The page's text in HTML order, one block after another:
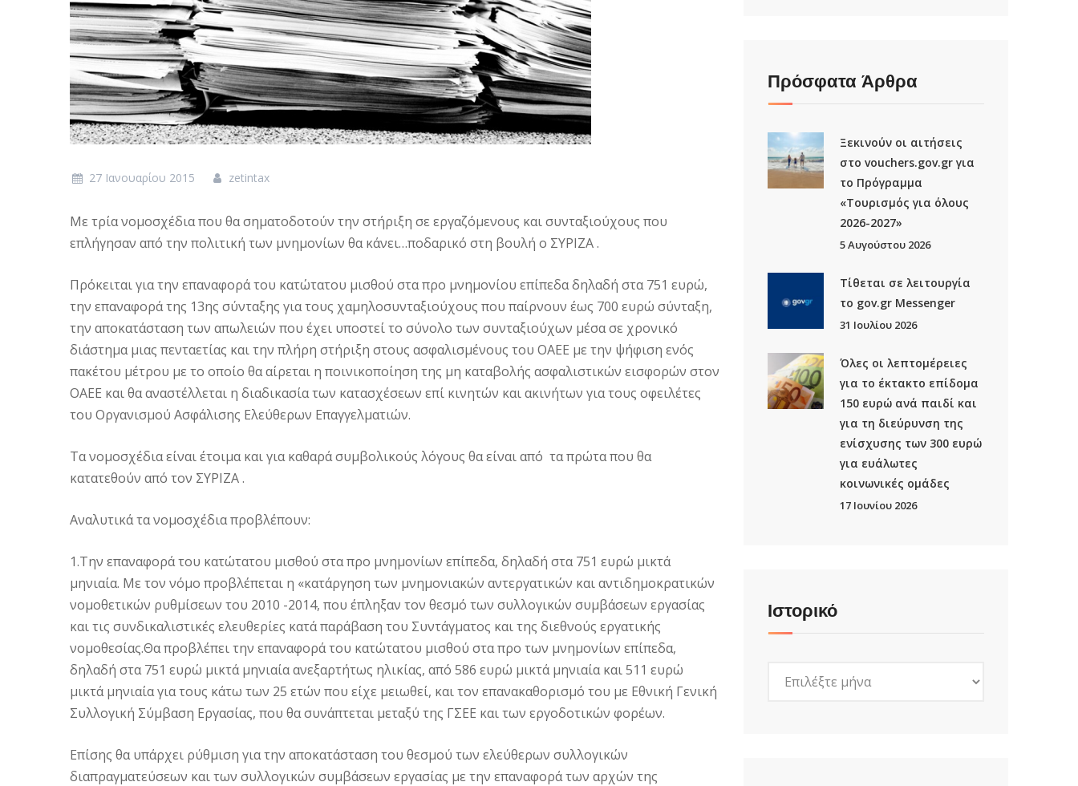
27 Ιανουαρίου 2015 zetintax
Mε τρία νομοσχέδια που θα σηματοδοτούν την στήριξη σε εργαζόμενους και συνταξιούχους που
επλήγησαν από την πολιτική των μνημονίων θα κάνει…ποδαρικό στη βουλή ο ΣΥΡΙΖΑ .
Πρόκειται για την επαναφορά του κατώτατου μισθού στα προ μνημονίου επίπεδα δηλαδή στα 751 ευρώ,
την επαναφορά της 13ης σύνταξης για τους χαμηλοσυνταξιούχους που παίρνουν έως 700 ευρώ σύνταξη,
την αποκατάσταση των απωλειών που έχει υποστεί το σύνολο των συνταξιούχων μέσα σε χρονικό
διάστημα μιας πενταετίας και την πλήρη στήριξη στους ασφαλισμένους του ΟΑΕΕ με την ψήφιση ενός
πακέτου μέτρου με το οποίο θα αίρεται η ποινικοποίηση της μη καταβολής ασφαλιστικών εισφορών στον
ΟΑΕΕ και θα αναστέλλεται η διαδικασία των κατασχέσεων επί κινητών και ακινήτων για τους οφειλέτες
του Οργανισμού Ασφάλισης Ελεύθερων Επαγγελματιών.
Τα νομοσχέδια είναι έτοιμα και για καθαρά συμβολικούς λόγους θα είναι από τα πρώτα που θα
κατατεθούν από τον ΣΥΡΙΖΑ .
Αναλυτικά τα νομοσχέδια προβλέπουν:
1.Την επαναφορά του κατώτατου μισθού στα προ μνημονίων επίπεδα, δηλαδή στα 751 ευρώ μικτά
μηνιαία. Με τον νόμο προβλέπεται η «κατάργηση των μνημονιακών αντεργατικών και αντιδημοκρατικών
νομοθετικών ρυθμίσεων του 2010 -2014, που έπληξαν τον θεσμό των συλλογικών συμβάσεων εργασίας
και τις συνδικαλιστικές ελευθερίες κατά παράβαση του Συντάγματος και της διεθνούς εργατικής
νομοθεσίας.Θα προβλέπει την επαναφορά του κατώτατου μισθού στα προ των μνημονίων επίπεδα,
δηλαδή στα 751 ευρώ μικτά μηνιαία ανεξαρτήτως ηλικίας, από 586 ευρώ μικτά μηνιαία και 511 ευρώ
μικτά μηνιαία για τους κάτω των 25 ετών που είχε μειωθεί, και τον επανακαθορισμό του με Εθνική Γενική
Συλλογική Σύμβαση Εργασίας, που θα συνάπτεται μεταξύ της ΓΣΕΕ και των εργοδοτικών φορέων.
Επίσης θα υπάρχει ρύθμιση για την αποκατάσταση του θεσμού των ελεύθερων συλλογικών
διαπραγματεύσεων και των συλλογικών συμβάσεων εργασίας με την επαναφορά των αρχών της
Πρόσφατα Άρθρα
Ξεκινούν οι αιτήσεις
στο vouchers.gov.gr για
το Πρόγραμμα
«Τουρισμός για όλους
2026-2027»
5 Αυγούστου 2026
Τίθεται σε λειτουργία
το gov.gr Μessenger
31 Ιουλίου 2026
Όλες οι λεπτομέρειες
για το έκτακτο επίδομα
150 ευρώ ανά παιδί και
για τη διεύρυνση της
ενίσχυσης των 300 ευρώ
για ευάλωτες
κοινωνικές ομάδες
17 Ιουνίου 2026
Ιστορικό